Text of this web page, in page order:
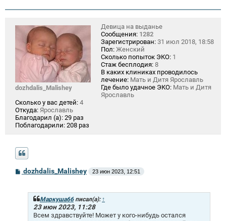
е
dozhdalis_Malishey
Девица на выданье
Сообщения: 1282
Зарегистрирован: 31 июл 2018, 18:58
Пол: Женский
Сколько попыток ЭКО: 1
Стаж бесплодия: 8
В каких клиниках проводилось
лечение: Мать и Дитя Ярославль
Где было удачное ЭКО: Мать и Дитя
Ярославль
Сколько у вас детей: 4
Откуда: Ярославль
Благодарил (а): 29 раз
Поблагодарили: 208 раз
Сdozhdalis_Malishey 23 июн 2023, 12:51
Маркуша66писал(а): ↑
23 июн 2023, 11:28
Всем здравствуйте! Может у кого-нибудь остался